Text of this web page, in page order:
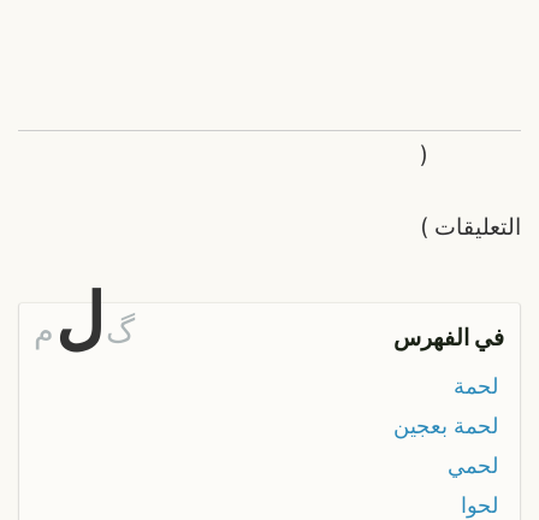
التعليقات
(
)
في الفهرس گل م
لحمة
لحمة بعجين
لحمي
لحوا